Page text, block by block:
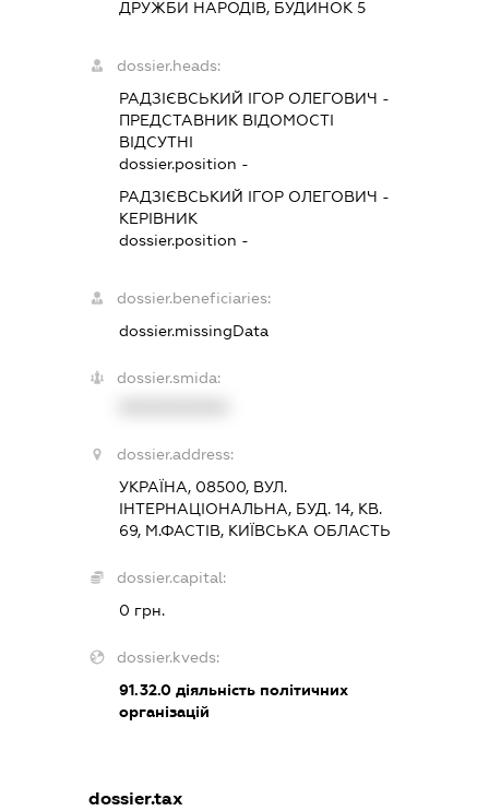
ДРУЖБИ НАРОДІВ, БУДИНОК 5
dossier.heads:
РАДЗІЄВСЬКИЙ ІГОР ОЛЕГОВИЧ -
ПРЕДСТАВНИКВІДОМОСТІ
ВІДСУТНІ
dossier.position -
РАДЗІЄВСЬКИЙ ІГОР ОЛЕГОВИЧ -
КЕРІВНИК
dossier.position -
dossier.beneficiaries:
dossier.missingData
dossier.smida:
dossier.address:
УКРАЇНА, 08500, ВУЛ.
ІНТЕРНАЦІОНАЛЬНА, БУД. 14, КВ.
69, М.ФАСТІВ, КИЇВСЬКА ОБЛАСТЬ
dossier.capital:
0 грн.
dossier.kveds:
91.32.0діяльність політичних
організацій
dossier.tax